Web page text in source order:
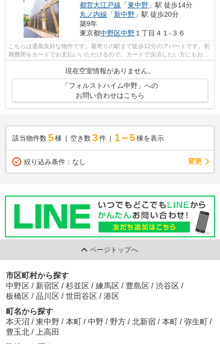
都営大江戸線 「東中野 」駅 徒歩14分
丸ノ内線 「新中野 」駅 徒歩20分
築9年
東京都中野区中野 １丁目４１-３６
こちらは通風良好な物件です。最寄りの駅まで徒歩12分のアパートです。初
期費用をカードでお支払いいただけるので、カードで決済したい方にもおす
現在空室情報がありません。
「フォルストハイム中野」への
お問い合わせはこちら
該当物件数 5棟 空き数 3 件 1～5 棟を表示
絞り込み条件： なし 変更
ページトップへ
市区町村から探す
中野区 / 新宿区 / 杉並区 / 練馬区 / 豊島区 / 渋谷区 /
板橋区 / 品川区 / 世田谷区 / 港区
町名から探す
本天沼 / 東中野 / 本町 / 中野 / 野方 / 北新宿 / 本町 / 弥生町 /
豊玉北 /
上高田